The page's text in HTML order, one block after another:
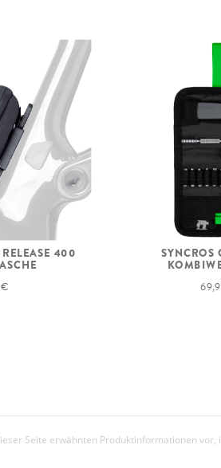
400 SYNCROS
Seite erwähnten Produktinformationen